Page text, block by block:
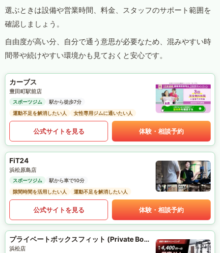
選ぶときは設備や営業時間、料金、スタッフのサポート範囲を
確認しましょう。
自由度が高い分、自分で通う意思が必要なため、混みやすい時
間帯や続けやすい環境かも見ておくと安心です。
カーブス
豊田町駅前店
スポーツジム
駅から徒歩7分
運動不足を解消したい人
女性専用ジムに通いたい人
公式サイトを見る 体験・相談予約
FiT24
浜松原島店
スポーツジム
駅から車で10分
隙間時間を活用したい人
運動不足を解消したい人
公式サイトを見る 体験・相談予約
プライベートボックスフィット (Private Box Fit)
浜松店